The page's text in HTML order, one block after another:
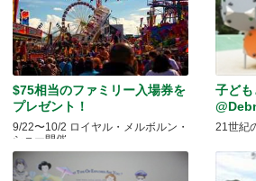
$75相当のファミリー入場券を
プレゼント！
9/22〜10/2 ロイヤル・メルボルン・
ショー開催
子ど
21世紀